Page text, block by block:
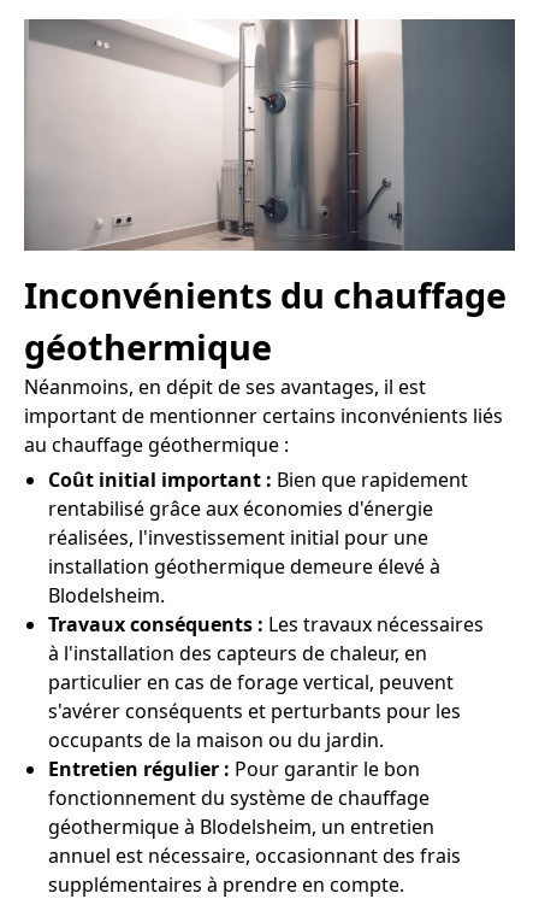
Inconvénients du chauffage
géothermique
Néanmoins, en dépit de ses avantages, il est
important de mentionner certains inconvénients liés
au chauffage géothermique :
Coût initial important : Bien que rapidement
rentabilisé grâce aux économies d'énergie
réalisées, l'investissement initial pour une
installation géothermique demeure élevé à
Blodelsheim.
Travaux conséquents : Les travaux nécessaires
à l'installation des capteurs de chaleur, en
particulier en cas de forage vertical, peuvent
s'avérer conséquents et perturbants pour les
occupants de la maison ou du jardin.
Entretien régulier : Pour garantir le bon
fonctionnement du système de chauffage
géothermique à Blodelsheim, un entretien
annuel est nécessaire, occasionnant des frais
supplémentaires à prendre en compte.